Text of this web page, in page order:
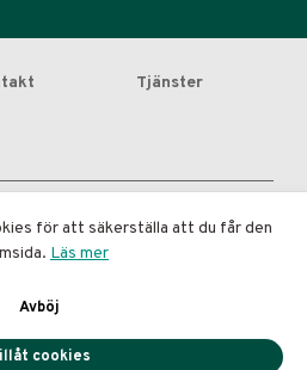
Tjänster
is a registered trademark for Diakrit AB.
Cookie Policy
för att säkerställa att du får den
Läs mer
Avböj
cookies